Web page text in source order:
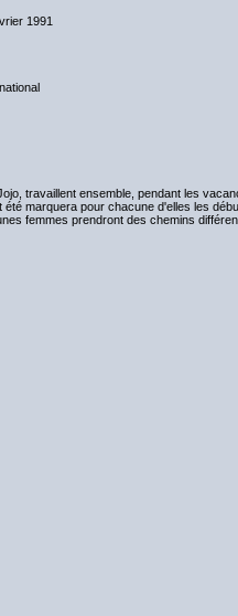
1991
travaillent ensemble, pendant les
marquera pour chacune d'elles les
femmes prendront des chemins